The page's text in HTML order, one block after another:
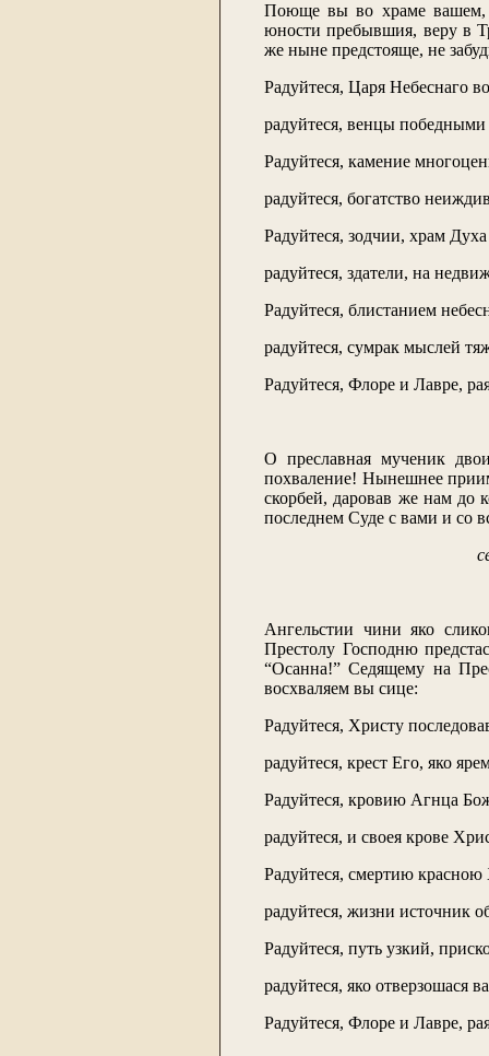
Поюще вы во храме вашем,
юности пребывшия, веру в
же ныне предстояще, не
Радуйтеся, Царя Небеснаго
радуйтеся, венцы
Радуйтеся, камение
радуйтеся, богатство
Радуйтеся, зодчии, храм
радуйтеся, здатели, на
Радуйтеся, блистанием
радуйтеся, сумрак мыслей
Радуйтеся, Флоре и Лавре,
О преславная мученик
похваление! Нынешнее
скорбей, даровав же нам до
последнем Суде с вами и со
Ангельстии чини яко
Престолу Господню
“Осанна!” Седящему на
восхваляем вы сице:
Радуйтеся, Христу
радуйтеся, крест Его, яко
Радуйтеся, кровию Агнца
радуйтеся, и своея крове
Радуйтеся, смертию
радуйтеся, жизни источник
Радуйтеся, путь узкий,
радуйтеся, яко отверзошася
Радуйтеся, Флоре и Лавре,